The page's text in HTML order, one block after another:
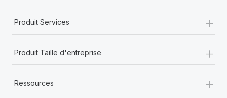
Produit Services +
Produit Taille d'entreprise +
Ressources +